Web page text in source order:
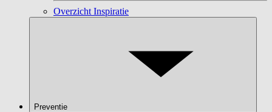
Overzicht Inspiratie
Preventie